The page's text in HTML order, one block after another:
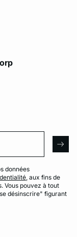
données
, aux fins de
Vous pouvez à tout
désinscrire" figurant